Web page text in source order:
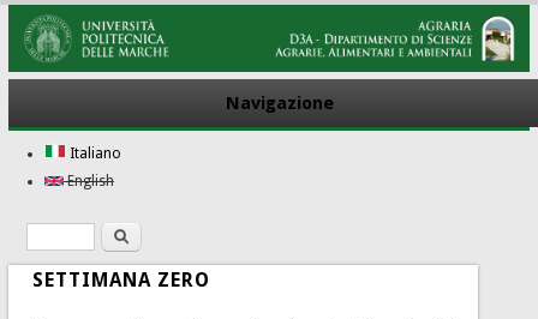
Navigazione
Italiano
English
Form di ricerca
Ricerca
SETTIMANA ZERO